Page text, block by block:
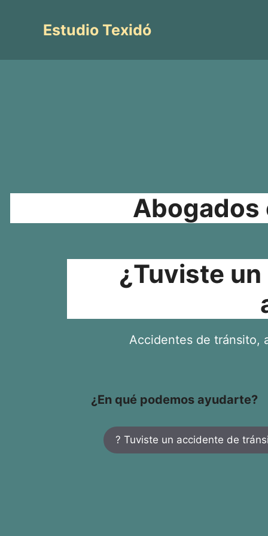
contenidoEstudio Texidó
Abogados
¿Tuviste
Accidentes de tránsito,
¿En qué podemos ayudarte?
? Tuviste un accidente de